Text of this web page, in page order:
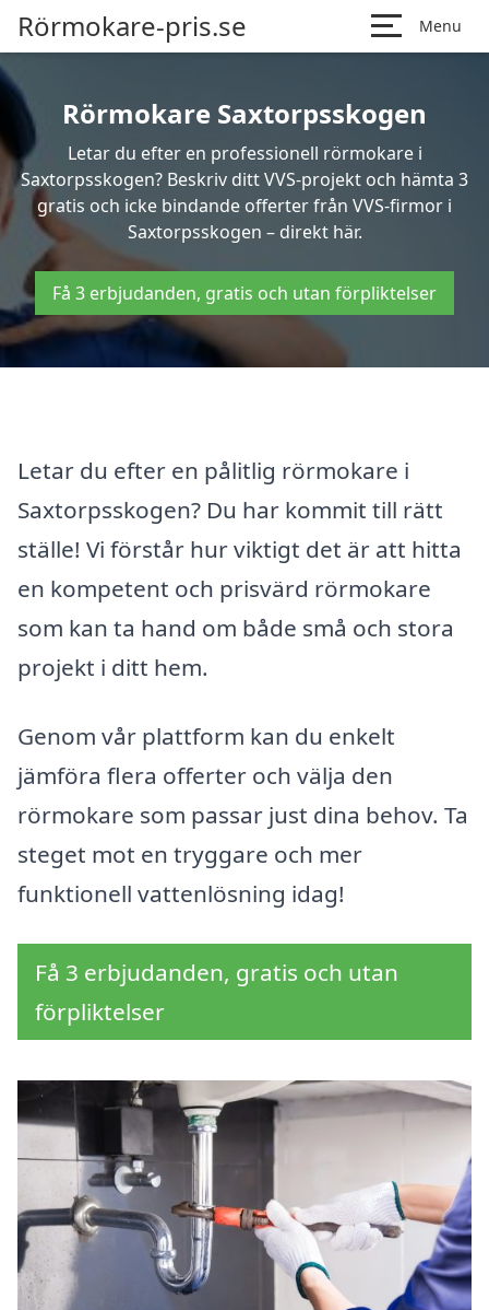
Rörmokare-pris.se Menu
Rörmokare Saxtorpsskogen
Letar du efter en professionell rörmokare i
Saxtorpsskogen? Beskriv ditt VVS-projekt och hämta 3
gratis och icke bindande offerter från VVS-firmor i
Saxtorpsskogen – direkt här.
Få 3 erbjudanden, gratis och utan förpliktelser
Letar du efter en pålitlig rörmokare i
Saxtorpsskogen? Du har kommit till rätt
ställe! Vi förstår hur viktigt det är att hitta
en kompetent och prisvärd rörmokare
som kan ta hand om både små och stora
projekt i ditt hem.
Genom vår plattform kan du enkelt
jämföra flera offerter och välja den
rörmokare som passar just dina behov. Ta
steget mot en tryggare och mer
funktionell vattenlösning idag!
Få 3 erbjudanden, gratis och utan
förpliktelser